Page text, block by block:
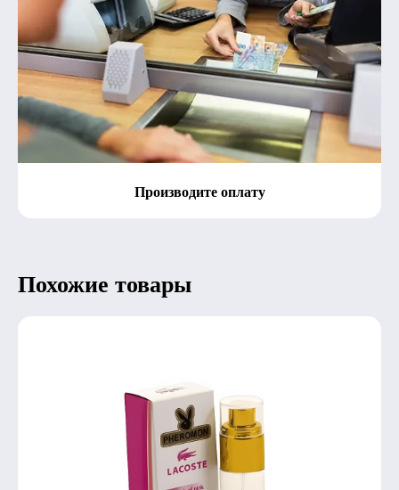
Производите оплату
Похожие товары